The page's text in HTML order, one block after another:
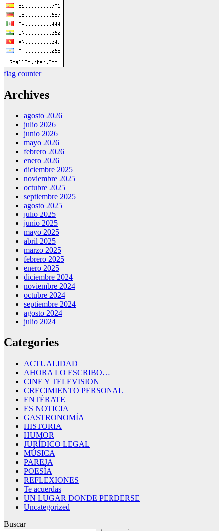
flag counter
Archives
agosto 2026
julio 2026
junio 2026
mayo 2026
febrero 2026
enero 2026
diciembre 2025
noviembre 2025
octubre 2025
septiembre 2025
agosto 2025
julio 2025
junio 2025
mayo 2025
abril 2025
marzo 2025
febrero 2025
enero 2025
diciembre 2024
noviembre 2024
octubre 2024
septiembre 2024
agosto 2024
julio 2024
Categories
ACTUALIDAD
AHORA LO ESCRIBO…
CINE Y TELEVISION
CRECIMIENTO PERSONAL
ENTÈRATE
ES NOTICIA
GASTRONOMÍA
HISTORIA
HUMOR
JURÍDICO LEGAL
MÚSICA
PAREJA
POESÍA
REFLEXIONES
Te acuerdas
UN LUGAR DONDE PERDERSE
Uncategorized
Buscar